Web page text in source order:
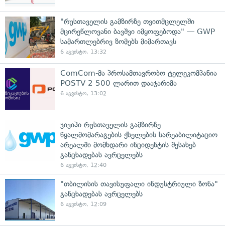
"რუსთაველის გამზირზე თვითმცლელში
მცირეწლოვანი ბავშვი იმყოფებოდა" — GWP
სამართლებრივ ზომებს მიმართავს
6 აგვისტო, 13:32
ComCom-მა პროსამთავრობო ტელეკომპანია
POSTV 2 500 ლარით დააჯარიმა
6 აგვისტო, 13:02
ჯივიპი რუსთაველის გამზირზე
წყალმომარაგების ქსელების სარეაბილიტაციო
არეალში მომხდარი ინციდენტის შესახებ
განცხადებას ავრცელებს
6 აგვისტო, 12:40
"თბილისის თავისუფალი ინდუსტრიული ზონა"
განცხადებას ავრცელებს
6 აგვისტო, 12:09